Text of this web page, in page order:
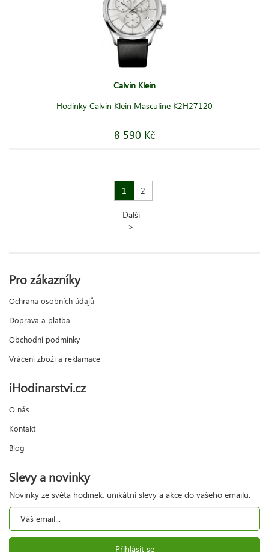
Calvin Klein
Hodinky Calvin Klein Masculine K2H27120
8 590 Kč
1 2
Další
>
Pro zákazníky
Ochrana osobních údajů
Doprava a platba
Obchodní podmínky
Vrácení zboží a reklamace
iHodinarstvi.cz
O nás
Kontakt
Blog
Slevy a novinky
Novinky ze světa hodinek, unikátní slevy a akce do vašeho emailu.
Přihlásit se